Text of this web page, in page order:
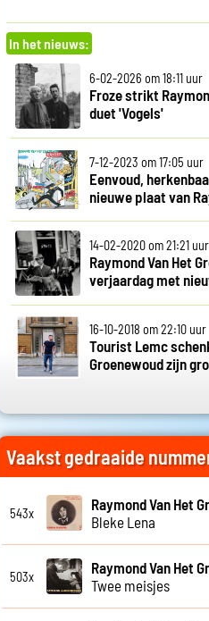
In het nieuws:
6-02-2026 om 18:11 uur
Froze strikt
duet 'Vogels'
7-12-2023 om 17:05 uur
Eenvoud,
nieuwe plaat van
14-02-2020 om 21:21 uur
Raymond Van Het
verjaardag met
16-10-2018 om 22:10 uur
Tourist Lemc
Groenewoud zijn
Vaakst gedraaide
543x
Raymond Van Het
Bleke Lena
503x
Raymond Van Het
Twee meisjes